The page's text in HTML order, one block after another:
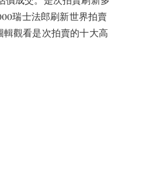
瑞士法郎刷新世界拍賣
輯觀看是次拍賣的十大高